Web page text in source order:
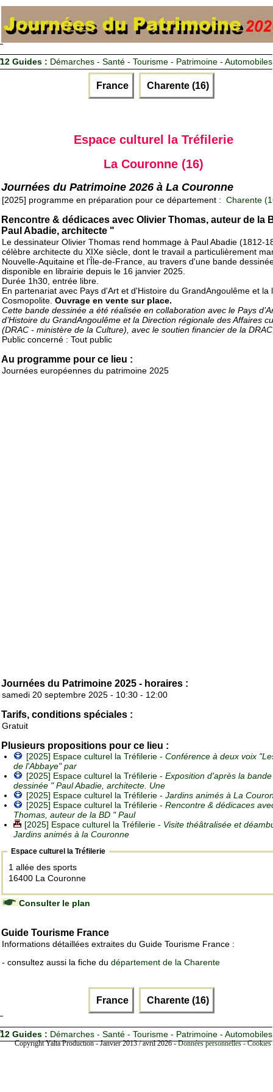
12 Guides : Démarches - Santé - Tourisme - Patrimoine - Automobiles
France Charente (16)
Espace culturel la Tréfilerie
La Couronne (16)
Journées du Patrimoine 2026 à La Couronne
[2025] programme en préparation pour ce département : Charente
Rencontre & dédicaces avec Olivier Thomas, auteur de la
Paul Abadie, architecte "
Le dessinateur Olivier Thomas rend hommage à Paul Abadie (1812-
célèbre architecte du XIXe siècle, dont le travail a particulièrement
Nouvelle-Aquitaine et l'Île-de-France, au travers d'une bande
disponible en librairie depuis le 16 janvier 2025.
Durée 1h30, entrée libre.
En partenariat avec Pays d'Art et d'Histoire du GrandAngoulême et la
Cosmopolite. Ouvrage en vente sur place.
Cette bande dessinée a été réalisée en collaboration avec le Pays
d’Histoire du GrandAngoulême et la Direction régionale des Affaires
(DRAC - ministère de la Culture), avec le soutien financier de la
Public concerné : Tout public
Au programme pour ce lieu :
Journées européennes du patrimoine 2025
Journées du Patrimoine 2025 - horaires :
samedi 20 septembre 2025 - 10:30 - 12:00
Tarifs, conditions spéciales :
Gratuit
Plusieurs propositions pour ce lieu :
[2025] Espace culturel la Tréfilerie - Conférence à deux voix
de l'Abbaye" par
[2025] Espace culturel la Tréfilerie - Exposition d'après la bande
dessinée " Paul Abadie, architecte. Une
[2025] Espace culturel la Tréfilerie - Jardins animés à La
[2025] Espace culturel la Tréfilerie - Rencontre & dédicaces
Thomas, auteur de la BD " Paul
[2025] Espace culturel la Tréfilerie - Visite théâtralisée et
Jardins animés à la Couronne
Espace culturel la Tréfilerie
1 allée des sports
16400 La Couronne
Consulter le plan
Guide Tourisme France
Informations détaillées extraites du Guide Tourisme France :
- consultez aussi la fiche du département de la Charente
France Charente (16)
12 Guides : Démarches - Santé - Tourisme - Patrimoine - Automobiles
Copyright Yalta Production - Janvier 2013 / avril 2026 -Données personnelles -